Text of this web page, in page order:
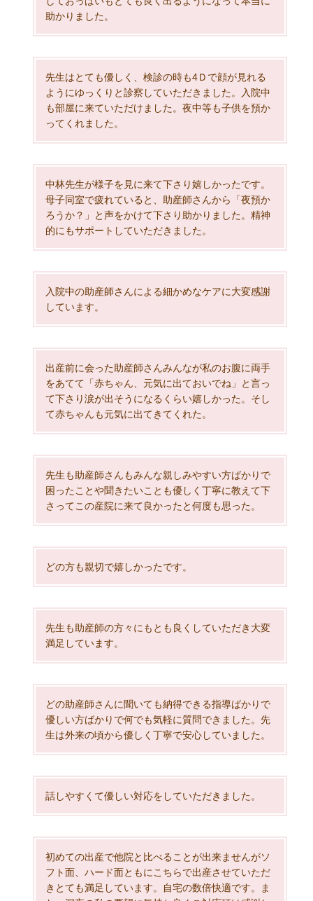
助かりました。
先生はとても優しく、検診の時も4Ｄで顔が見れる
ようにゆっくりと診察していただきました。入院中
も部屋に来ていただけました。夜中等も子供を預か
ってくれました。
中林先生が様子を見に来て下さり嬉しかったです。
母子同室で疲れていると、助産師さんから「夜預か
ろうか？」と声をかけて下さり助かりました。精神
的にもサポートしていただきました。
入院中の助産師さんによる細かめなケアに大変感謝
しています。
出産前に会った助産師さんみんなが私のお腹に両手
をあてて「赤ちゃん、元気に出ておいでね」と言っ
て下さり涙が出そうになるくらい嬉しかった。そし
て赤ちゃんも元気に出てきてくれた。
先生も助産師さんもみんな親しみやすい方ばかりで
困ったことや聞きたいことも優しく丁寧に教えて下
さってこの産院に来て良かったと何度も思った。
どの方も親切で嬉しかったです。
先生も助産師の方々にもとも良くしていただき大変
満足しています。
どの助産師さんに聞いても納得できる指導ばかりで
優しい方ばかりで何でも気軽に質問できました。先
生は外来の頃から優しく丁寧で安心していました。
話しやすくて優しい対応をしていただきました。
初めての出産で他院と比べることが出来ませんがソ
フト面、ハード面ともにこちらで出産させていただ
きとても満足しています。自宅の数倍快適です。ま